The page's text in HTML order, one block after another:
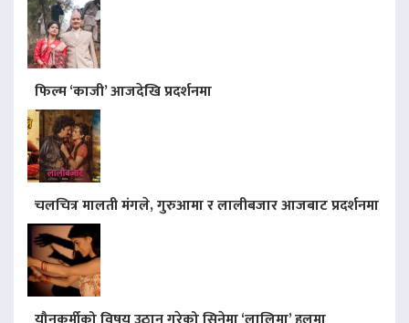
फिल्म ‘काजी’ आजदेखि प्रदर्शनमा
चलचित्र मालती मंगले, गुरुआमा र लालीबजार आजबाट प्रदर्शनमा